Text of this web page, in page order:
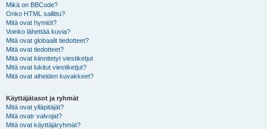
Mikä on BBCode?
Onko HTML sallittu?
Mitä ovat hymiöt?
Voinko lähettää kuvia?
Mitä ovat globaalit tiedotteet?
Mitä ovat tiedotteet?
Mitä ovat kiinnitetyt viestiketjut
Mitä ovat lukitut viestiketjut?
Mitä ovat aiheiden kuvakkeet?
Käyttäjätasot ja ryhmät
Mitä ovat ylläpitäjät?
Mitä ovatr valvojat?
Mitä ovat käyttäjäryhmät?